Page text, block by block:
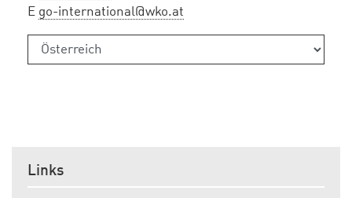
E go-international@wko.at
Links